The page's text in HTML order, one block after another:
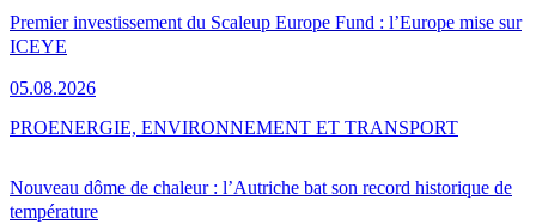
Premier investissement du Scaleup Europe Fund : l’Europe mise sur
ICEYE
05.08.2026
Nouveau dôme de chaleur : l’Autriche bat son record historique de
température
PROENERGIE, ENVIRONNEMENT ET TRANSPORT